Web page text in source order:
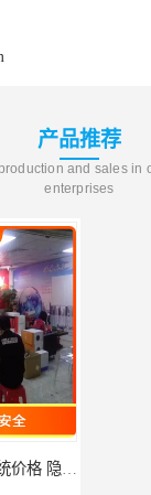
产品推荐
and sales in
enterprises
珠海校园安防监控系统价格 隐私保护 能够长时间稳定运行